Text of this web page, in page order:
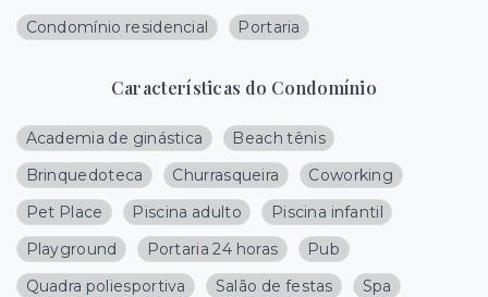
Condomínio residencial Portaria
Características do Condomínio
Academia de ginástica
Beach tênis
Brinquedoteca
Churrasqueira
Coworking
Pet Place
Piscina adulto
Piscina infantil
Playground
Portaria 24 horas
Pub
Quadra poliesportiva
Salão de festas
Spa